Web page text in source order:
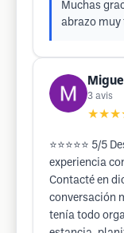
Muchas
abrazo muy
3 avis
⭐⭐⭐⭐⭐ 5/5
experiencia
Contacté en
conversación
tenía todo